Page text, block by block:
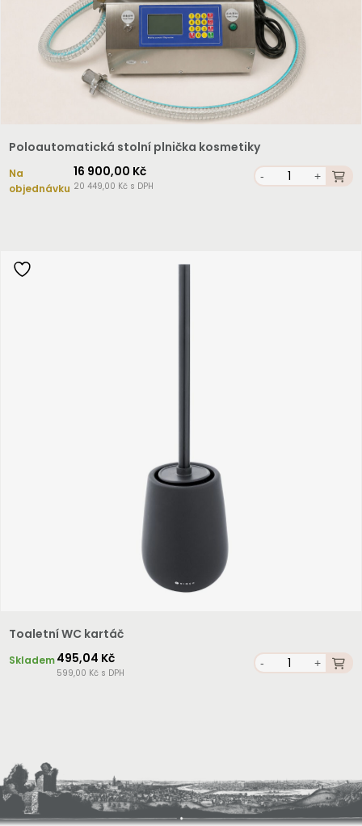
Poloautomatická stolní plnička kosmetiky
Na
objednávku
16 900,00 Kč
20 449,00 Kč s DPH
- +
Toaletní WC kartáč
Skladem495,04 Kč
599,00 Kč s DPH
- +